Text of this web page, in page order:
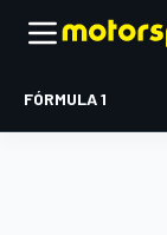
FÓRMULA 1